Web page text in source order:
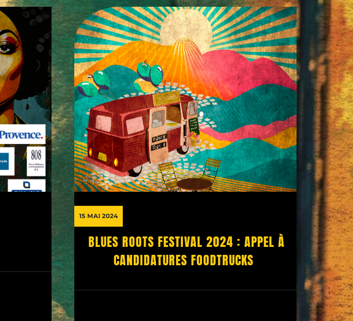
15 MAI 2024
BLUES ROOTS FESTIVAL 2024 : APPEL À
CANDIDATURES FOODTRUCKS